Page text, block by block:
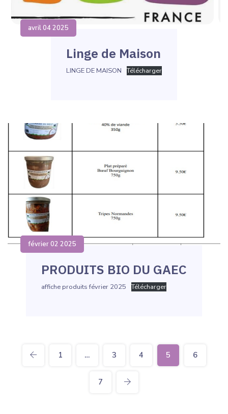
avril 04 2025
Linge de Maison
LINGE DE MAISON Télécharger
février 02 2025
PRODUITS BIO DU GAEC
affiche produits février 2025 Télécharger
1 … 3 4 5 6
7